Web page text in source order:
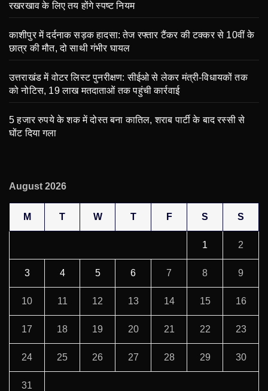
रखरखाव के लिए तय होंगे स्पष्ट नियम
काशीपुर में दर्दनाक सड़क हादसा: तेज रफ्तार टैंकर की टक्कर से 10वीं के
छात्र की मौत, दो साथी गंभीर घायल
उत्तराखंड में वोटर लिस्ट पुनरीक्षण: सीईओ से लेकर मंत्री-विधायकों तक
को नोटिस, 19 लाख मतदाताओं तक पहुंची कार्रवाई
5 हजार रुपये के शक में दोस्त बना कातिल, शराब पार्टी के बाद रस्सी से
घोंट दिया गला
August 2026
M T W T F S S
1 2
3 4 5 6 7 8 9
10 11 12 13 14 15 16
17 18 19 20 21 22 23
24 25 26 27 28 29 30
31